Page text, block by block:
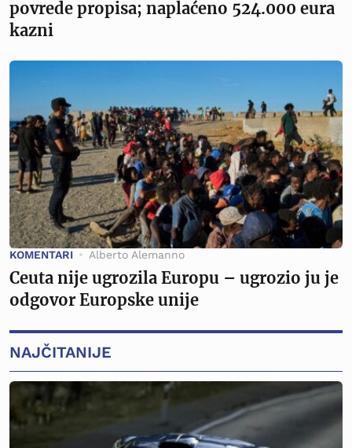
povrede propisa; naplaćeno 524.000 eura
kazni
KOMENTARI Alberto Alemanno
Ceuta nije ugrozila Europu – ugrozio ju je
odgovor Europske unije
NAJČITANIJE